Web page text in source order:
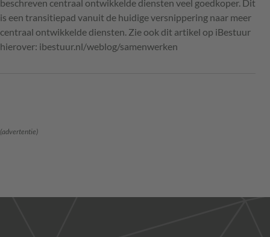
beschreven centraal ontwikkelde diensten veel goedkoper. Dit
is een transitiepad vanuit de huidige versnippering naar meer
centraal ontwikkelde diensten. Zie ook dit artikel op iBestuur
hierover: ibestuur.nl/weblog/samenwerken
(advertentie)